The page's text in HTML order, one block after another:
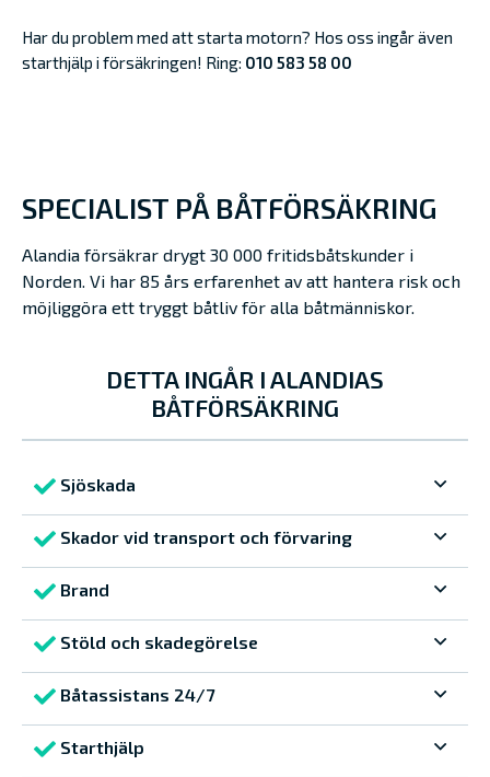
Har du problem med att starta motorn? Hos oss ingår även
starthjälp i försäkringen! Ring: 010 583 58 00
SPECIALIST PÅ BÅTFÖRSÄKRING
Alandia försäkrar drygt 30 000 fritidsbåtskunder i
Norden. Vi har 85 års erfarenhet av att hantera risk och
möjliggöra ett tryggt båtliv för alla båtmänniskor.
DETTA INGÅR I ALANDIAS
BÅTFÖRSÄKRING
Sjöskada
Skador vid transport och förvaring
Brand
Stöld och skadegörelse
Båtassistans 24/7
Starthjälp